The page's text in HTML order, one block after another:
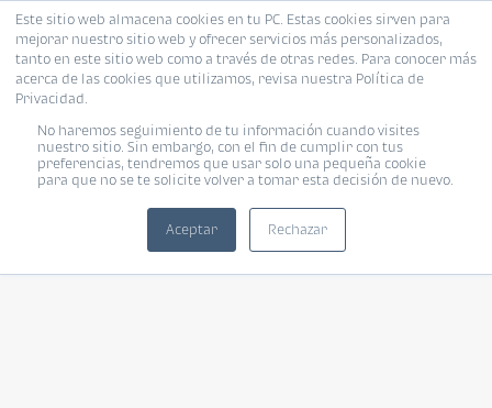
Este sitio web almacena cookies en tu PC. Estas cookies sirven para
mejorar nuestro sitio web y ofrecer servicios más personalizados,
tanto en este sitio web como a través de otras redes. Para conocer más
acerca de las cookies que utilizamos, revisa nuestra Política de
Privacidad.
No haremos seguimiento de tu información cuando visites
nuestro sitio. Sin embargo, con el fin de cumplir con tus
preferencias, tendremos que usar solo una pequeña cookie
para que no se te solicite volver a tomar esta decisión de nuevo.
Aceptar Rechazar